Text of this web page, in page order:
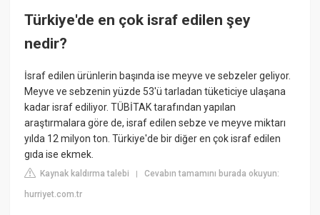
Türkiye'de en çok israf edilen şey
nedir?
İsraf edilen ürünlerin başında ise meyve ve sebzeler geliyor.
Meyve ve sebzenin yüzde 53'ü tarladan tüketiciye ulaşana
kadar israf ediliyor. TÜBİTAK tarafından yapılan
araştırmalara göre de, israf edilen sebze ve meyve miktarı
yılda 12 milyon ton. Türkiye'de bir diğer en çok israf edilen
gıda ise ekmek.
Kaynak kaldırma talebi |Cevabın tamamını burada okuyun:
hurriyet.com.tr